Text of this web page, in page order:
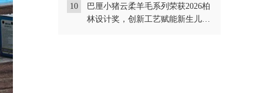
10
巴厘小猪云柔羊毛系列荣获2026柏
林设计奖，创新工艺赋能新生儿服